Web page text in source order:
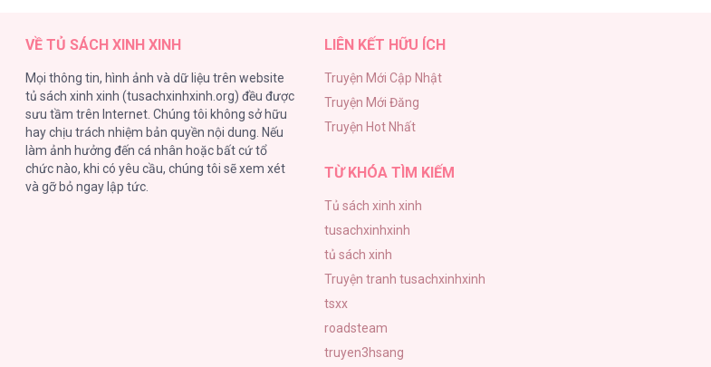
VỀ TỦ SÁCH XINH XINH
Mọi thông tin, hình ảnh và dữ liệu trên website
tủ sách xinh xinh (tusachxinhxinh.org) đều được
sưu tầm trên Internet. Chúng tôi không sở hữu
hay chịu trách nhiệm bản quyền nội dung. Nếu
làm ảnh hưởng đến cá nhân hoặc bất cứ tổ
chức nào, khi có yêu cầu, chúng tôi sẽ xem xét
và gỡ bỏ ngay lập tức.
LIÊN KẾT HỮU ÍCH
Truyện Mới Cập Nhật
Truyện Mới Đăng
Truyện Hot Nhất
TỪ KHÓA TÌM KIẾM
Tủ sách xinh xinh
tusachxinhxinh
tủ sách xinh
Truyện tranh tusachxinhxinh
tsxx
roadsteam
truyen3hsang